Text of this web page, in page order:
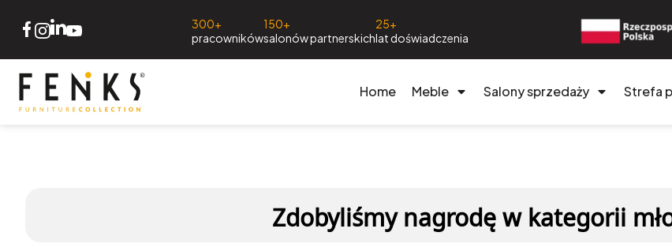
300+
pracowników
150+
salonów partnerskich
25+
lat doświadczenia
Home Meble Salony sprzedaży Strefa
Zdobyliśmy nagrodę w kategorii